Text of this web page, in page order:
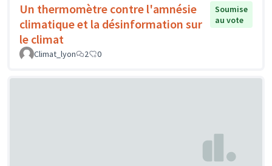
Un thermomètre contre l'amnésie
climatique et la désinformation sur
le climat
Soumise
au vote
Climat_lyon 2 0